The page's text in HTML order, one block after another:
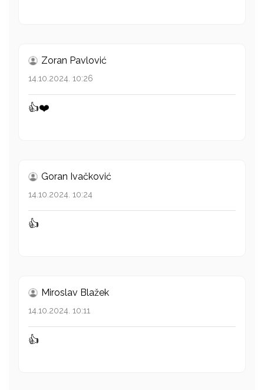
Zoran Pavlović
14.10.2024. 10:26
👍❤️
Goran Ivačković
14.10.2024. 10:24
👍
Miroslav Blažek
14.10.2024. 10:11
👍